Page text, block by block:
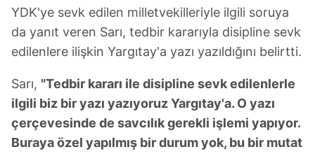
YDK'ye sevk edilen milletvekilleriyle ilgili soruya
da yanıt veren Sarı, tedbir kararıyla disipline sevk
edilenlere ilişkin Yargıtay'a yazı yazıldığını belirtti.
Sarı, "Tedbir kararı ile disipline sevk edilenlerle
ilgili biz bir yazı yazıyoruz Yargıtay'a. O yazı
çerçevesinde de savcılık gerekli işlemi yapıyor.
Buraya özel yapılmış bir durum yok, bu bir mutat